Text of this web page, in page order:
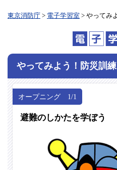
東京消防庁 > 電子学習室 > やってみ
やってみよう！防災訓練
オープニング 1/1
避難のしかたを学ぼう